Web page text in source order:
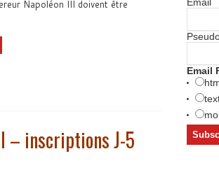
Napoléon III doivent être
– inscriptions J-5
Email